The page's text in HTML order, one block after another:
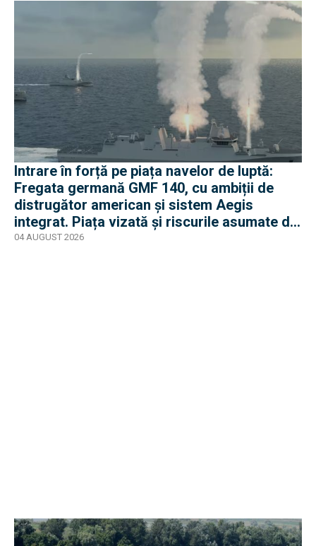
Intrare în forță pe piața navelor de luptă:
Fregata germană GMF 140, cu ambiții de
distrugător american și sistem Aegis
integrat. Piața vizată și riscurile asumate de
Rheinmetall
04 AUGUST 2026